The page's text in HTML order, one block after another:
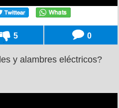
5 0
y alambres eléctricos?